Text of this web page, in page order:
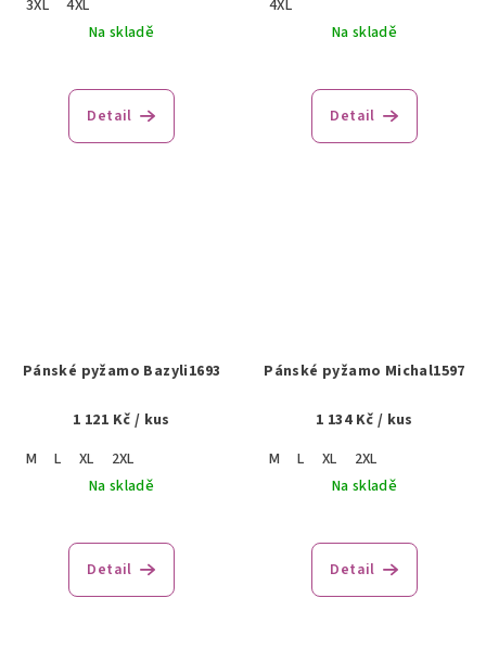
3XL
4XL
Na skladě
Detail
4XL
Na skladě
Detail
Pánské pyžamo Bazyli1693
1 121 Kč / kus
M
L XL
2XL
Na skladě
Detail
Pánské pyžamo Michal1597
1 134 Kč / kus
M
L XL
2XL
Na skladě
Detail